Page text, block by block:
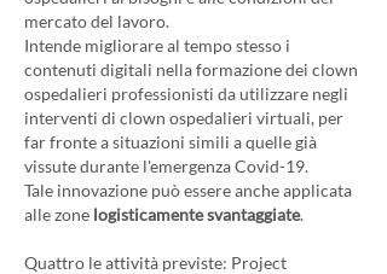
mercato del lavoro.
Intende migliorare al tempo stesso i
contenuti digitali nella formazione dei clown
ospedalieri professionisti da utilizzare negli
interventi di clown ospedalieri virtuali, per
far fronte a situazioni simili a quelle già
vissute durante l'emergenza Covid-19.
Tale innovazione può essere anche applicata
alle zone logisticamente svantaggiate.
Quattro le attività previste: Project